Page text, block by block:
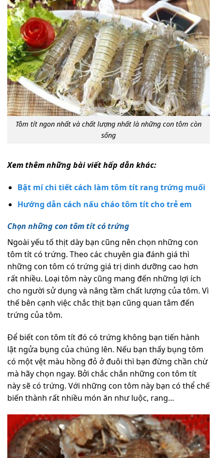
Tôm tít ngon nhất và chất lượng nhất là những con tôm còn
sống
Xem thêm những bài viết hấp dẫn khác:
Bật mí chi tiết cách làm tôm tít rang trứng muối
Hướng dẫn cách nấu cháo tôm tít cho trẻ em
Chọn những con tôm tít có trứng
Ngoài yếu tố thịt dày bạn cũng nên chọn những con
tôm tít có trứng. Theo các chuyên gia đánh giá thì
những con tôm có trứng giá trị dinh dưỡng cao hơn
rất nhiều. Loại tôm này cũng mang đến những lợi ích
cho người sử dụng và nâng tầm chất lượng của tôm. Vì
thế bên cạnh việc chắc thịt bạn cũng quan tâm đến
trứng của tôm.
Để biết con tôm tít đó có trứng không bạn tiến hành
lật ngửa bụng của chúng lên. Nếu bạn thấy bụng tôm
có một vệt màu hồng đỏ ở đuôi thì bạn đừng chần chừ
mà hãy chọn ngay. Bởi chắc chắn những con tôm tít
này sẽ có trứng. Với những con tôm này bạn có thể chế
biến thành rất nhiều món ăn như luộc, rang…